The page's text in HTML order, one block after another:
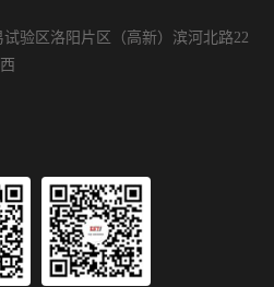
验区洛阳片区（高新）滨河北路22